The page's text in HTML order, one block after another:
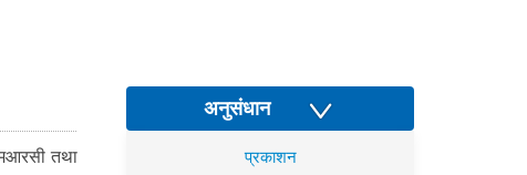
तथा
अनुसंधान
प्रकाशन